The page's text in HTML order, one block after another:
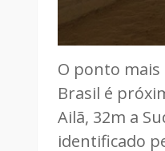
O ponto
Brasil é
Ailã, 32m a
identificado